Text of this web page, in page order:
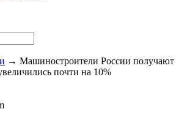
→ Машиностроители России получают
почти на 10%